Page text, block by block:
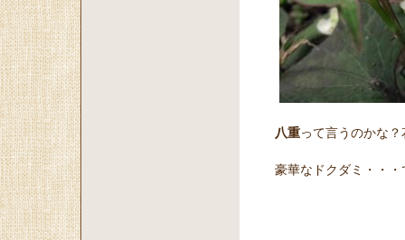
八重って言うのかな
豪華なドクダミ・・・